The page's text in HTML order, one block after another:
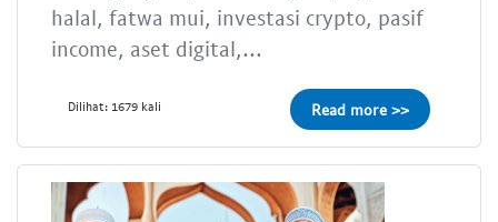
halal, fatwa mui, investasi crypto, pasif
income, aset digital,...
Dilihat: 1679 kali Read more >>